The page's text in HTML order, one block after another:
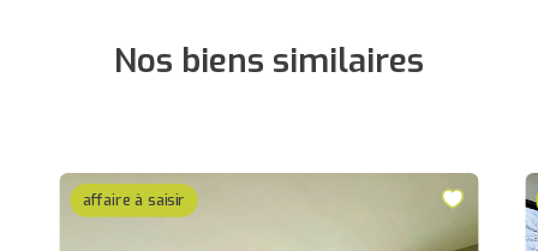
Nos biens similaires
affaire à saisir